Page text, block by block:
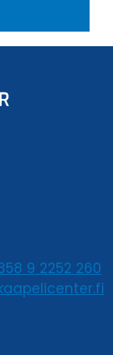
9 2252 260